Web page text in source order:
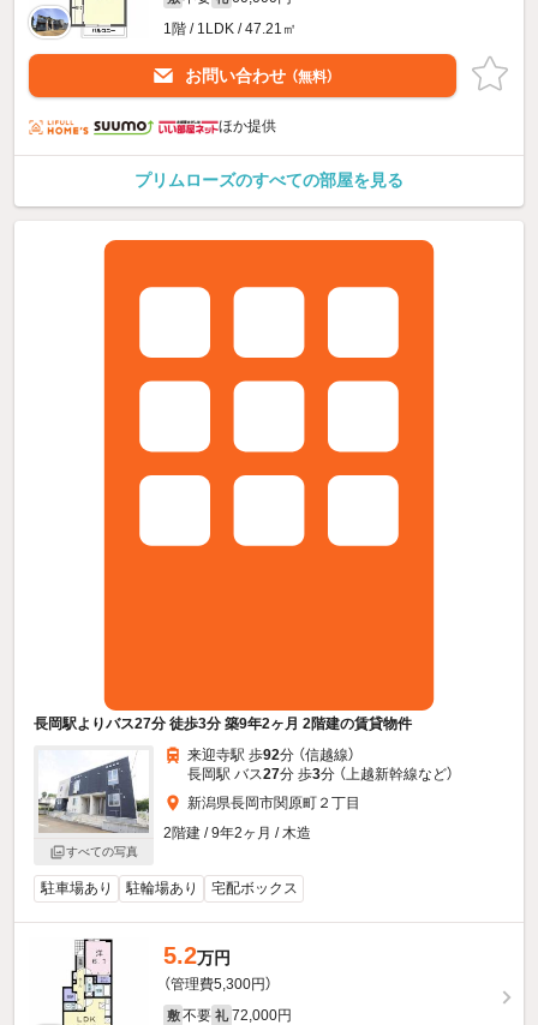
1階 / 1LDK / 47.21㎡
お問い合わせ （無料）
ほか提供
プリムローズのすべての部屋を見る
長岡駅よりバス27分 徒歩3分 築9年2ヶ月 2階建の賃貸物件
すべての写真
来迎寺駅 歩92分 （信越線）
長岡駅 バス27分 歩3分 （上越新幹線など）
新潟県長岡市関原町２丁目
2階建 / 9年2ヶ月 / 木造
駐車場あり 駐輪場あり 宅配ボックス
5.2万円
（管理費5,300円）
敷 不要 礼 72,000円